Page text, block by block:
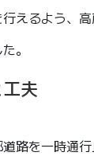
えるよう、
。
夫
路を一時通